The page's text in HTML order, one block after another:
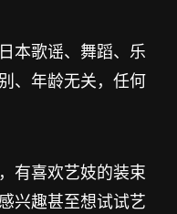
本歌谣、舞蹈、乐
、年龄无关，任何
有喜欢艺妓的装束
兴趣甚至想试试艺